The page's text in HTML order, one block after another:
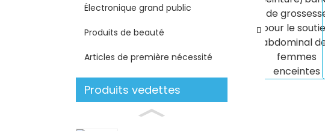
Électronique grand public
Produits de beauté
Articles de première nécessité
Produits vedettes